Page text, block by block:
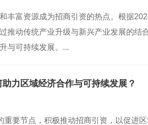
丰富资源成为招商引资的热点。根据
推动传统产业升级与新兴产业发展的结
与可持续发展。...
力区域经济合作与可持续发展？
重要节点，积极推动招商引资，以促进